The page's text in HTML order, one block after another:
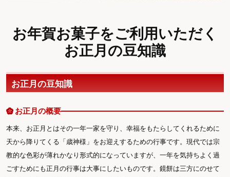
お年賀お菓子をご利用いただく
お正月の豆知識
お正月の豆知識
お正月の概要
本来、お正月とはその一年一家を守り、幸福をもたらしてくれるために
天から降りてくる「歳神様」をお迎えするための行事です。現代では宗
教的な色彩が薄れかなり形式的になっていますが、一年を気持ちよく過
ごすためにも正月の行事は大事にしたいものです。鏡餅は三方にのせて